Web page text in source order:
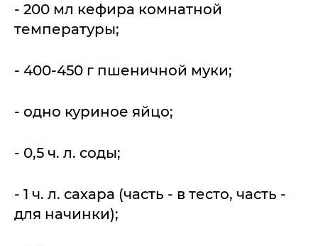
- 200 мл кефира комнатной
температуры;
- 400-450 г пшеничной муки;
- одно куриное яйцо;
- 0,5 ч. л. соды;
- 1 ч. л. сахара (часть - в тесто, часть -
для начинки);